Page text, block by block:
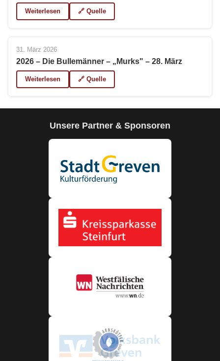
Weiterlesen 🔗 Quelle
31. März 2026
2026 – Die Bullemänner – „Murks" – 28. März
Weiterlesen 🔗 Quelle
Unsere Partner & Sponsoren